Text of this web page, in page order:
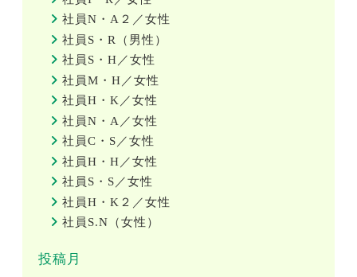
社員N・A２／女性
社員S・R（男性）
社員S・H／女性
社員M・H／女性
社員H・K／女性
社員N・A／女性
社員C・S／女性
社員H・H／女性
社員S・S／女性
社員H・K２／女性
社員S.N（女性）
投稿月